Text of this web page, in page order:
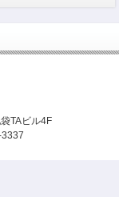
TAビル4F